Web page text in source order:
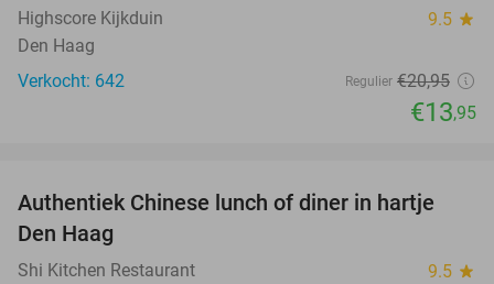
Highscore Kijkduin 9.5 star
Den Haag
Verkocht: 642
Regulier €20,95
€13,95
49%
Authentiek Chinese lunch of diner in hartje
Den Haag
Shi Kitchen Restaurant 9.5 star